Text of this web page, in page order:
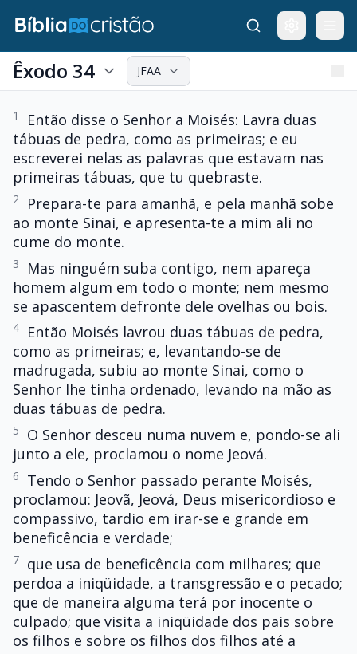
Êxodo 34 JFAA
1
Então disse o Senhor a Moisés: Lavra duas
tábuas de pedra, como as primeiras; e eu
escreverei nelas as palavras que estavam nas
primeiras tábuas, que tu quebraste.
2
Prepara-te para amanhã, e pela manhã sobe
ao monte Sinai, e apresenta-te a mim ali no
cume do monte.
3
Mas ninguém suba contigo, nem apareça
homem algum em todo o monte; nem mesmo
se apascentem defronte dele ovelhas ou bois.
4
Então Moisés lavrou duas tábuas de pedra,
como as primeiras; e, levantando-se de
madrugada, subiu ao monte Sinai, como o
Senhor lhe tinha ordenado, levando na mão as
duas tábuas de pedra.
5
O Senhor desceu numa nuvem e, pondo-se ali
junto a ele, proclamou o nome Jeová.
6
Tendo o Senhor passado perante Moisés,
proclamou: Jeovã, Jeová, Deus misericordioso e
compassivo, tardio em irar-se e grande em
beneficência e verdade;
7 que usa de beneficência com milhares; que
perdoa a iniqüidade, a transgressão e o pecado;
que de maneira alguma terá por inocente o
culpado; que visita a iniqüidade dos pais sobre
os filhos e sobre os filhos dos filhos até a